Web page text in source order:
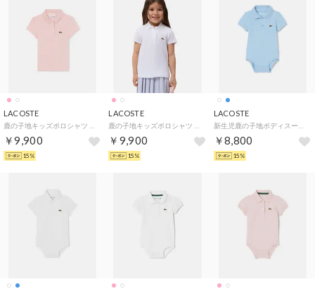
LACOSTE
￥9,900
15%
LACOSTE
￥9,900
15%
LACOSTE
￥8,800
15%